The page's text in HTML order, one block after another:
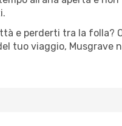
e perderti tra la folla?
tuo viaggio,